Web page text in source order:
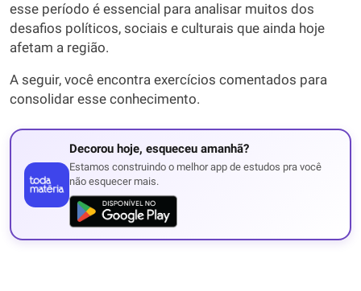
esse período é essencial para analisar muitos dos
desafios políticos, sociais e culturais que ainda hoje
afetam a região.
A seguir, você encontra exercícios comentados para
consolidar esse conhecimento.
Decorou hoje, esqueceu amanhã?
Estamos construindo o melhor app de estudos pra você
não esquecer mais.